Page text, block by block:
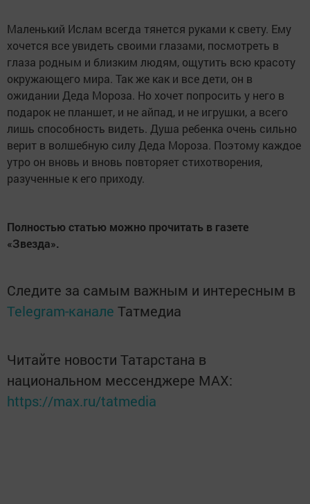
Маленький Ислам всегда тянется руками к свету. Ему
хочется все увидеть своими глазами, посмотреть в
глаза родным и близким людям, ощутить всю красоту
окружающего мира. Так же как и все дети, он в
ожидании Деда Мороза. Но хочет попросить у него в
подарок не планшет, и не айпад, и не игрушки, а всего
лишь способность видеть. Душа ребенка очень сильно
верит в волшебную силу Деда Мороза. Поэтому каждое
утро он вновь и вновь повторяет стихотворения,
разученные к его приходу.
Полностью статью можно прочитать в газете
«Звезда».
Следите за самым важным и интересным в
Telegram-канале Татмедиа
Читайте новости Татарстана в
национальном мессенджере MАХ:
https://max.ru/tatmedia